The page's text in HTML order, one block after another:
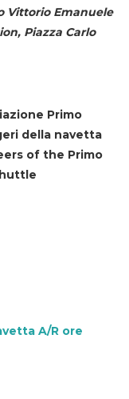
Vittorio Emanuele
Piazza Carlo
Primo
della navetta
of the Primo
A/R ore